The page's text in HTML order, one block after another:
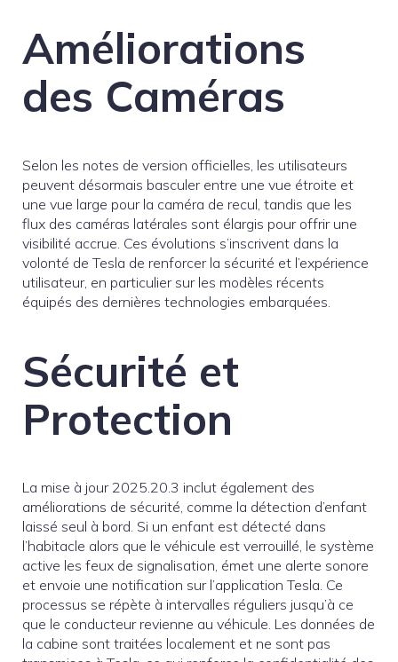
Améliorations
des Caméras
Selon les notes de version officielles, les utilisateurs
peuvent désormais basculer entre une vue étroite et
une vue large pour la caméra de recul, tandis que les
flux des caméras latérales sont élargis pour offrir une
visibilité accrue. Ces évolutions s’inscrivent dans la
volonté de Tesla de renforcer la sécurité et l’expérience
utilisateur, en particulier sur les modèles récents
équipés des dernières technologies embarquées.
Sécurité et
Protection
La mise à jour 2025.20.3 inclut également des
améliorations de sécurité, comme la détection d’enfant
laissé seul à bord. Si un enfant est détecté dans
l’habitacle alors que le véhicule est verrouillé, le système
active les feux de signalisation, émet une alerte sonore
et envoie une notification sur l’application Tesla. Ce
processus se répète à intervalles réguliers jusqu’à ce
que le conducteur revienne au véhicule. Les données de
la cabine sont traitées localement et ne sont pas